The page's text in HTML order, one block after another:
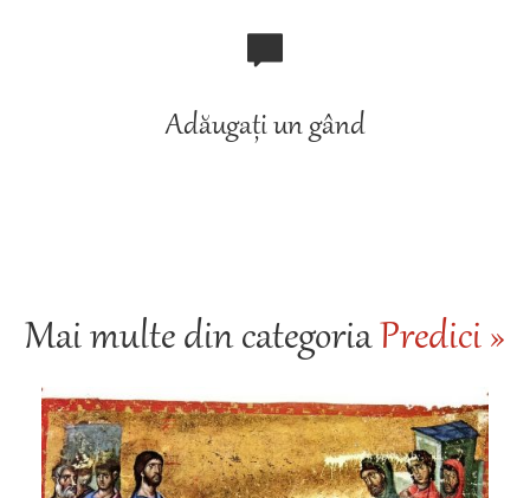
Adăugați un gând
Mai multe din categoriaPredici »